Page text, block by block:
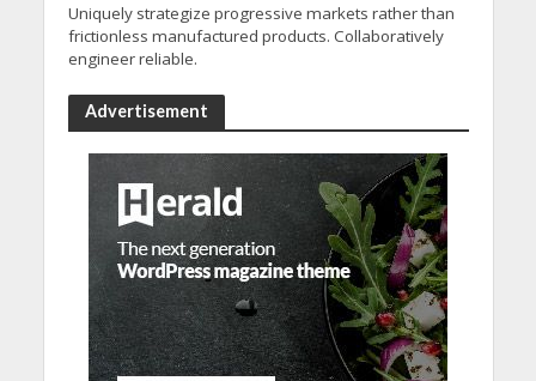
Uniquely strategize progressive markets rather than
frictionless manufactured products. Collaboratively
engineer reliable.
Advertisement